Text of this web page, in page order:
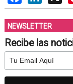
NEWSLETTER
Recibe las